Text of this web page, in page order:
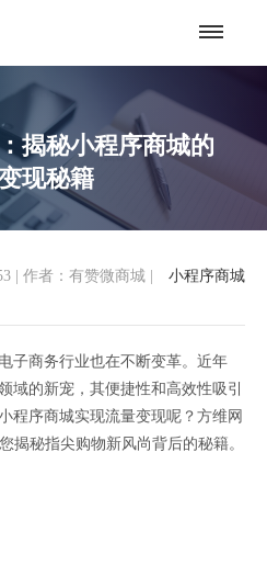
揭秘小程序商城的
现秘籍
小程序商城
作者：有赞微商城
子商务行业也在不断变革。近年
域的新宠，其便捷性和高效性吸引
程序商城实现流量变现呢？方维网
揭秘指尖购物新风尚背后的秘籍。